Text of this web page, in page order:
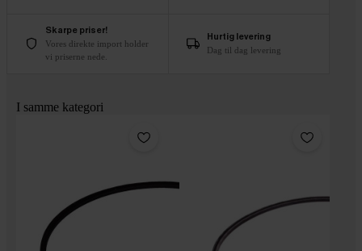
Skarpe priser!
Vores direkte import holder
vi priserne nede.
Hurtig levering
Dag til dag levering
I samme kategori